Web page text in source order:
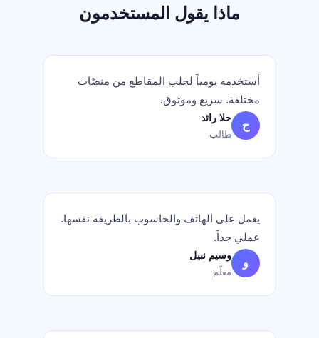
ماذا يقول المستخدمون
أستخدمه يومياً لجلب المقاطع من منصّات
مختلفة. سريع وموثوق.
ح حلا رائد
طالب
يعمل على الهاتف والحاسوب بالطريقة نفسها.
عملي جداً.
و وسيم نبيل
معلّم